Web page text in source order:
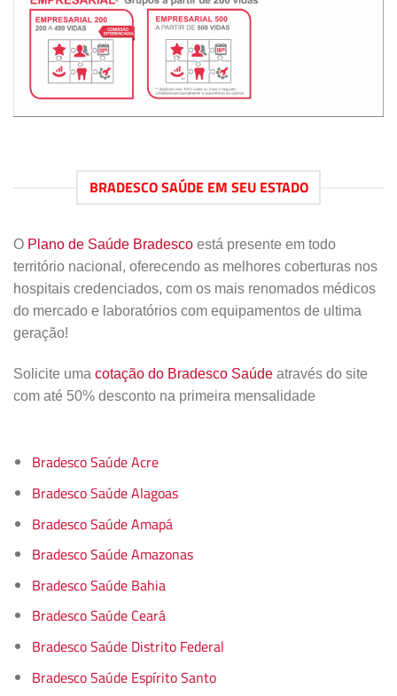
BRADESCO SAÚDE EM SEU ESTADO
O Plano de Saúde Bradesco está presente em todo
território nacional, oferecendo as melhores coberturas nos
hospitais credenciados, com os mais renomados médicos
do mercado e laboratórios com equipamentos de ultima
geração!
Solicite uma cotação do Bradesco Saúde através do site
com até 50% desconto na primeira mensalidade
Bradesco Saúde Acre
Bradesco Saúde Alagoas
Bradesco Saúde Amapá
Bradesco Saúde Amazonas
Bradesco Saúde Bahia
Bradesco Saúde Ceará
Bradesco Saúde Distrito Federal
Bradesco Saúde Espírito Santo